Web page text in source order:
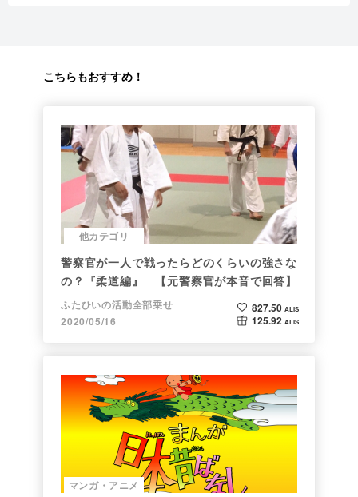
こちらもおすすめ！
他カテゴリ
警察官が一人で戦ったらどのくらいの強さな
の？『柔道編』 【元警察官が本音で回答】
ふたひいの活動全部乗せ
2020/05/16
827.50 ALIS
125.92 ALIS
マンガ・アニメ